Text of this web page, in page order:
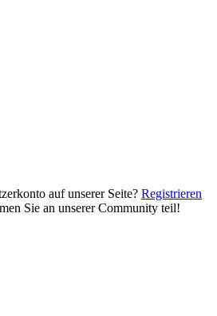
auf unserer Seite? Registrieren
Sie an unserer Community teil!